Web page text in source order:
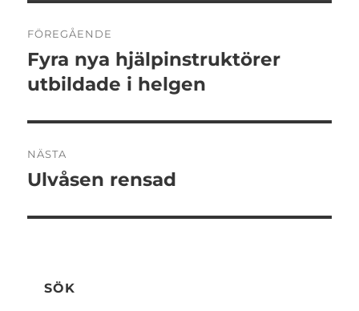
FÖREGÅENDE
Föregående
inlägg:
Fyra nya hjälpinstruktörer
utbildade i helgen
NÄSTA
Nästa
Ulvåsen rensad
SÖK